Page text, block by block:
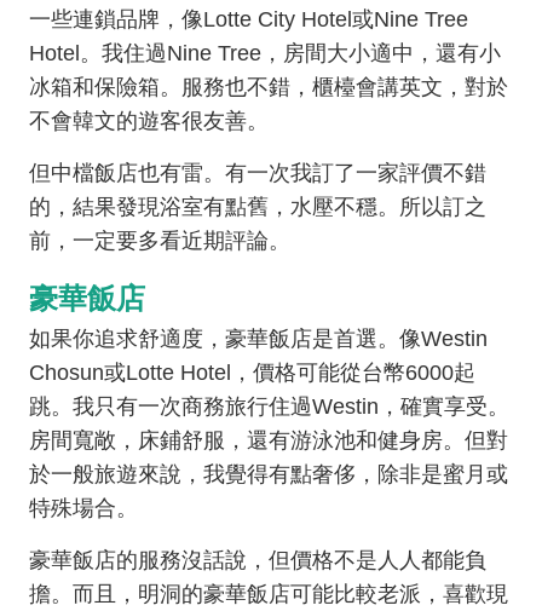
一些連鎖品牌，像Lotte City Hotel或Nine Tree
Hotel。我住過Nine Tree，房間大小適中，還有小
冰箱和保險箱。服務也不錯，櫃檯會講英文，對於
不會韓文的遊客很友善。
但中檔飯店也有雷。有一次我訂了一家評價不錯
的，結果發現浴室有點舊，水壓不穩。所以訂之
前，一定要多看近期評論。
豪華飯店
如果你追求舒適度，豪華飯店是首選。像Westin
Chosun或Lotte Hotel，價格可能從台幣6000起
跳。我只有一次商務旅行住過Westin，確實享受。
房間寬敞，床鋪舒服，還有游泳池和健身房。但對
於一般旅遊來說，我覺得有點奢侈，除非是蜜月或
特殊場合。
豪華飯店的服務沒話說，但價格不是人人都能負
擔。而且，明洞的豪華飯店可能比較老派，喜歡現